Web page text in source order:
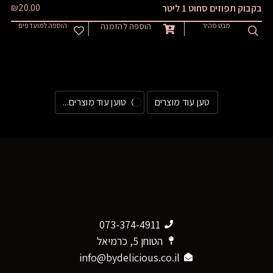
בקבוק תפוזים סחוט 1 ליטר ₪20.00
הוספה למועדפים הוספה להזמנה מבט מהיר
טען עוד מוצרים טוען עוד מוצרים...
073-374-4911
הטוחן 5, כרמיאל
info@bydelicious.co.il